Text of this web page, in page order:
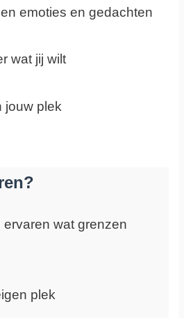
emoties en gedachten
wat jij wilt
jouw plek
wat grenzen
plek